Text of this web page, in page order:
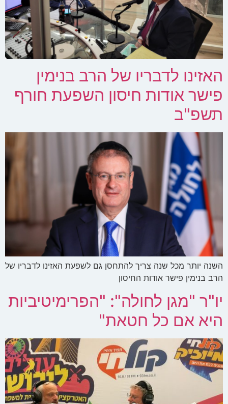
האזינו לדבריו של הרב בנימין
פישר אודות חיסון השפעת חורף
תשפ"ב
השנה יותר מכל שנה צריך להתחסן גם לשפעת האזינו לדבריו של
הרב בנימין פישר אודות החיסון
יו"ר "מגן לחולה": "הפרימיטיביות
היא אם כל חטאת"